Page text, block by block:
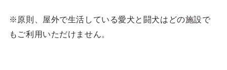
※原則、屋外で生活している愛犬と闘犬はどの施設で
もご利用いただけません。